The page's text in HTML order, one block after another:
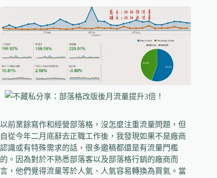
以前業餘寫作和經營部落格，沒怎麼注重流量問題，但
自從今年二月底辭去正職工作後，我發現如果不是廠商
認識或有特殊需求的話，很多邀稿都還是有流量門檻
的。因為對於不熟悉部落客以及部落格行銷的廠商而
言，他們覺得流量等於人氣、人氣容易轉換為買氣。當